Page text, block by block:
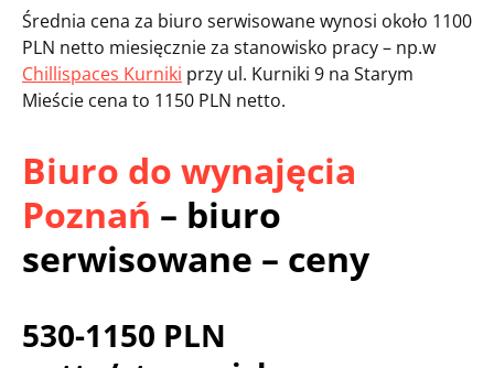
Średnia cena za biuro serwisowane wynosi około 1100
PLN netto miesięcznie za stanowisko pracy – np.w
Chillispaces Kurniki przy ul. Kurniki 9 na Starym
Mieście cena to 1150 PLN netto.
Biuro do wynajęcia
Poznań – biuro
serwisowane – ceny
530-1150 PLN